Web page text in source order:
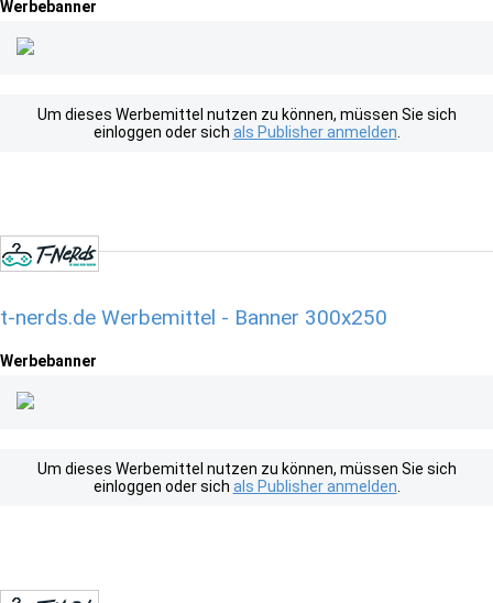
Werbebanner
Um dieses Werbemittel nutzen zu können, müssen Sie sich
einloggen oder sich als Publisher anmelden
t-nerds.de Werbemittel - Banner 300x250
Werbebanner
Um dieses Werbemittel nutzen zu können, müssen Sie sich
einloggen oder sich als Publisher anmelden